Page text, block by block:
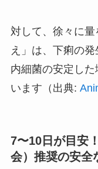
対して、徐々に
え」は、下痢の
内細菌の安定し
います（出典:
7〜10日が目安
会）推奨の安全